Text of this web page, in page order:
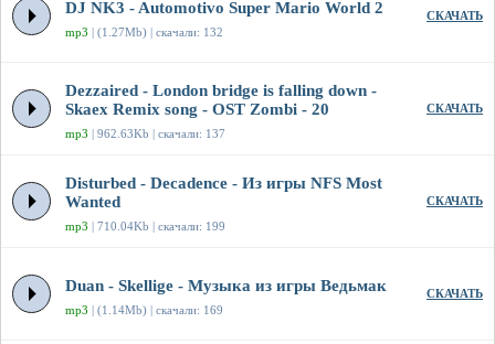
DJ NK3 - Automotivo Super Mario World 2
mp3 | (1.27Mb) | скачали: 132
СКАЧАТЬ
Dezzaired - London bridge is falling down -
Skaex Remix song - OST Zombi - 20
mp3 | 962.63Kb | скачали: 137
СКАЧАТЬ
Disturbed - Decadence - Из игры NFS Most
Wanted
mp3 | 710.04Kb | скачали: 199
СКАЧАТЬ
Duan - Skellige - Музыка из игры Ведьмак
mp3 | (1.14Mb) | скачали: 169
СКАЧАТЬ